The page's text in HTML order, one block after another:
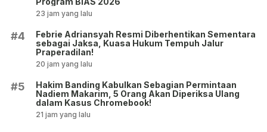
23 jam yang lalu
#4
Febrie Adriansyah Resmi Diberhentikan Sementara
sebagai Jaksa, Kuasa Hukum Tempuh Jalur
Praperadilan!
20 jam yang lalu
#5
Hakim Banding Kabulkan Sebagian Permintaan
Nadiem Makarim, 5 Orang Akan Diperiksa Ulang
dalam Kasus Chromebook!
21 jam yang lalu